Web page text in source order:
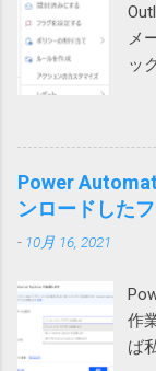
ア
や
中
に
開
疑
し
で
け
る
加
が
D
り
1
が
ー
と
メ
ッ
化
開
か
け
で
ウ
Power
ンロードした
- 10月 16, 2021
作
ば